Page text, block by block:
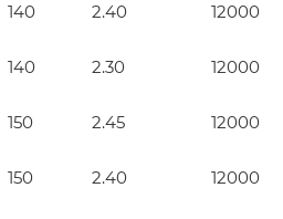
140 2.40 12000
140 2.30 12000
150 2.45 12000
150 2.40 12000